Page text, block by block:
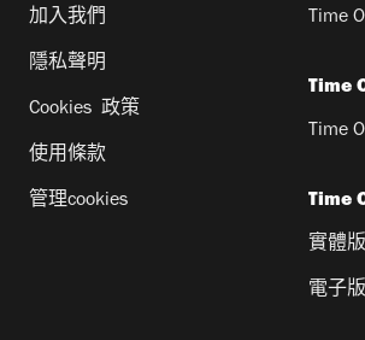
加入我們
隱私聲明
Cookies 政策
使用條款
管理cookies
Time
Time
Time
Time
實體版
電子版